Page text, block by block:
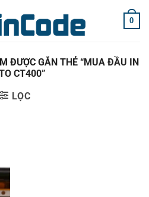
0
ĐƯỢC GẮN THẺ “MUA ĐẦU IN
CT400”
LỌC